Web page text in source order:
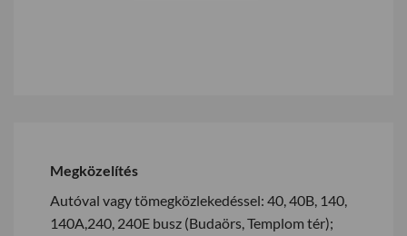
Megközelítés
Autóval vagy tömegközlekedéssel: 40, 40B, 140,
140A,240, 240E busz (Budaörs, Templom tér);